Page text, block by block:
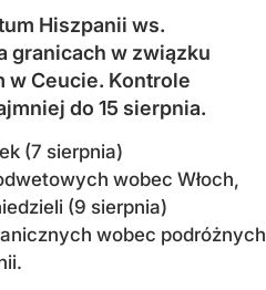
Hiszpanii ws.
granicach w związku
w Ceucie. Kontrole
do 15 sierpnia.
(7 sierpnia)
wobec Włoch,
(9 sierpnia)
wobec podróżnych